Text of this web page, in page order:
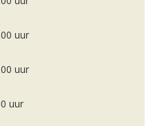
uur
uur
uur